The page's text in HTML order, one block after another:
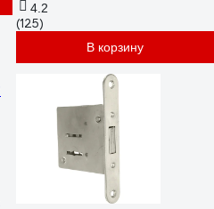
4.2
(125)
В корзину